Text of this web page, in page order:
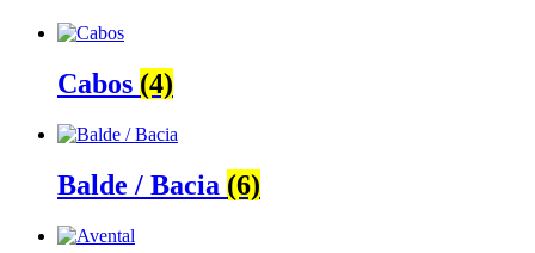
Cabos (4)
Balde / Bacia (6)